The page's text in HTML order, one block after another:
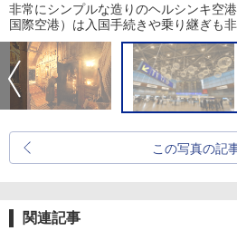
非常にシンプルな造りのヘルシンキ空
国際空港）は入国手続きや乗り継ぎも
この写真の記
関連記事